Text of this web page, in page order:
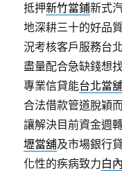
抵押新竹當鋪新式
地深耕三十的好品
況考核客戶服務台
盡量配合急缺錢想
專業信貸能台北當
合法借款管道脫穎
讓解決目前資金週
壢當舖及市場銀行
化性的疾病致力白